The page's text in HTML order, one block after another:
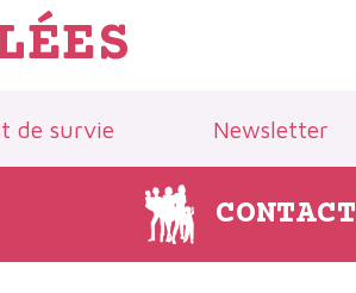
de survie Newsletter
CONTACT